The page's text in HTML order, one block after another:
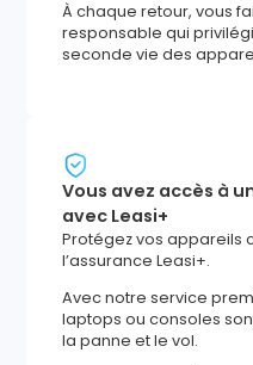
À chaque retour, vous
responsable qui
seconde vie des
Vous avez accès à
avec Leasi+
Protégez vos appareils
l’assurance Leasi+.
Avec notre service
laptops ou consoles
la panne et le vol.